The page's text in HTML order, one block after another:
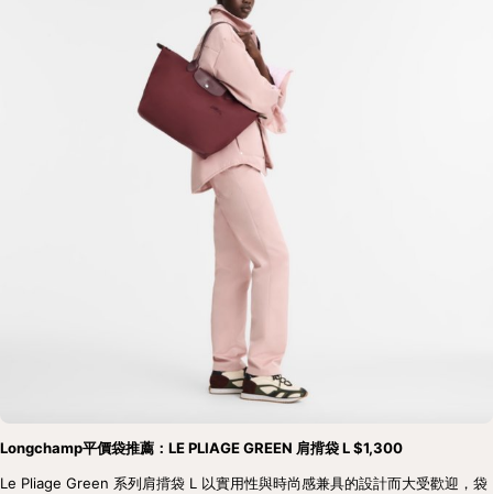
Longchamp平價袋推薦：LE PLIAGE GREEN 肩揹袋 L $1,300
Le Pliage Green 系列肩揹袋 L 以實用性與時尚感兼具的設計而大受歡迎，袋